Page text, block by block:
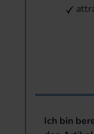
Ich bin